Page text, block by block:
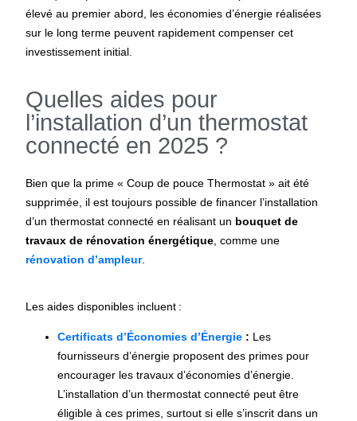
élevé au premier abord, les économies d’énergie réalisées
sur le long terme peuvent rapidement compenser cet
investissement initial.
Quelles aides pour
l’installation d’un thermostat
connecté en 2025 ?
Bien que la prime « Coup de pouce Thermostat » ait été
supprimée, il est toujours possible de financer l’installation
d’un thermostat connecté en réalisant un bouquet de
travaux de rénovation énergétique, comme une
rénovation d’ampleur.
Les aides disponibles incluent :
Certificats d’Économies d’Énergie : Les
fournisseurs d’énergie proposent des primes pour
encourager les travaux d’économies d’énergie.
L’installation d’un thermostat connecté peut être
éligible à ces primes, surtout si elle s’inscrit dans un